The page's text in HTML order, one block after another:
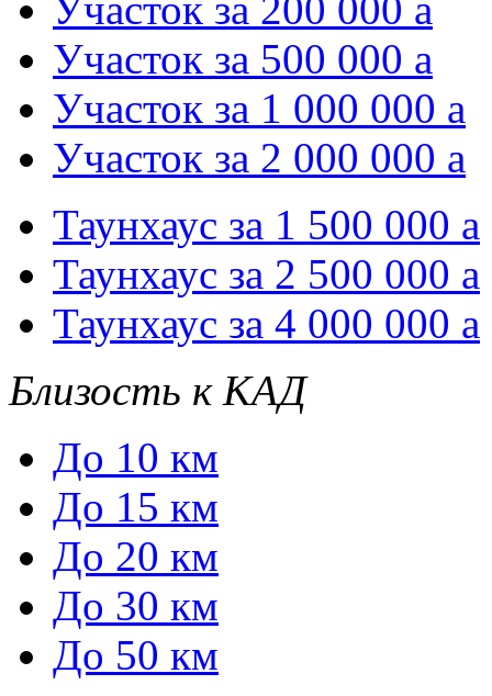
Участок за 500 000 a
Участок за 1 000 000 a
Участок за 2 000 000 a
Таунхаус за 1 500 000 a
Таунхаус за 2 500 000 a
Таунхаус за 4 000 000 a
Близость к КАД
До 10 км
До 15 км
До 20 км
До 30 км
До 50 км